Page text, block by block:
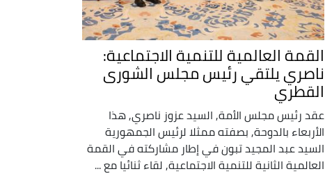
القمة العالمية للتنمية الاجتماعية:
ناصري يلتقي رئيس مجلس الشورى
القطري
عقد رئيس مجلس الأمة, السيد عزوز ناصري, هذا
الأربعاء بالدوحة, بصفته ممثلا لرئيس الجمهورية
السيد عبد المجيد تبون في إطار مشاركته في القمة
العالمية الثانية للتنمية الاجتماعية, لقاء ثنائيا مع ...